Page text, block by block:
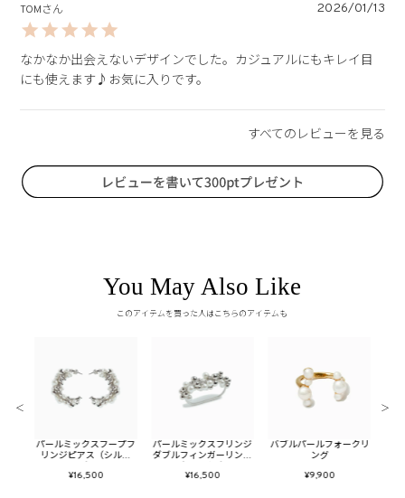
TOM 2026/01/13
なかなか出会えないデザインでした。カジュアルにもキレイ目
にも使えます♪お気に入りです。
You May Also Like
このアイテムを買った人はこちらのアイテムも
パールミックスフープフ
リンジピアス（シルバ
¥16,500
パールミックスフリンジ
ダブルフィンガーリング
¥16,500
バブルパールフォークリ
ング
¥9,900
＜ ＞